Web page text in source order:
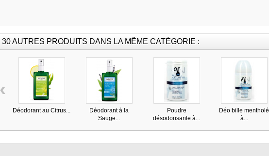
30 AUTRES PRODUITS DANS LA MÊME CATÉGORIE :
Déodorant au Citrus...
Déodorant à la
Sauge...
Poudre
désodorisante à...
Déo bille mentholé
à...
‹